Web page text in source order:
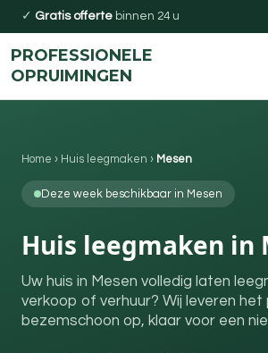
✓ Gratis offerte binnen 24 u
PROFESSIONELE
OPRUIMINGEN
Home › Huis leegmaken › Mesen
Deze week beschikbaar in Mesen
Huis leegmaken in
Uw huis in Mesen volledig laten
verkoop of verhuur? Wij leveren het
bezemschoon op, klaar voor een